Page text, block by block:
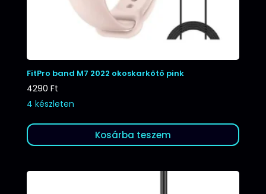
FitPro band M7 2022 okoskarkötő pink
4290 Ft
4 készleten
Kosárba teszem